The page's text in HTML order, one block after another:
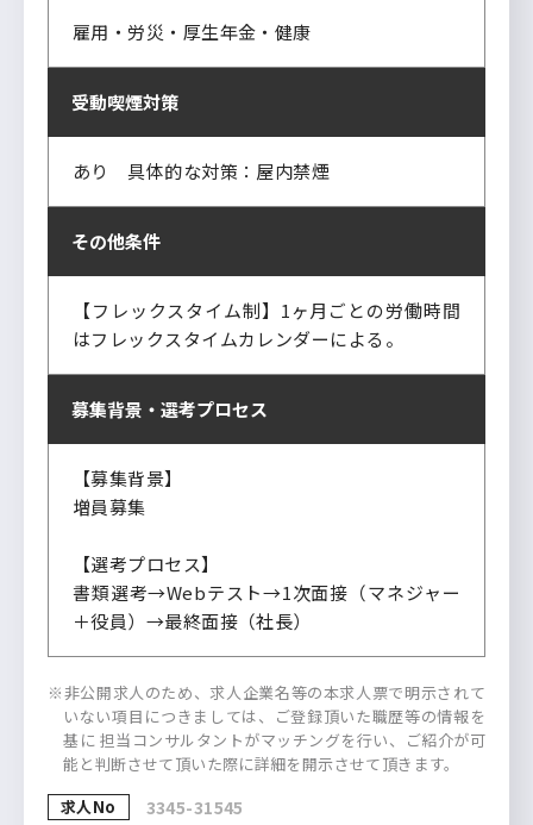
雇用・労災・厚生年金・健康
受動喫煙対策
あり 具体的な対策：屋内禁煙
その他条件
【フレックスタイム制】1ヶ月ごとの労働時間
はフレックスタイムカレンダーによる。
募集背景・ 選考プロセス
【募集背景】
増員募集
【選考プロセス】
書類選考→Webテスト→1次面接（マネジャー
＋役員）→最終面接（社長）
※非公開求人のため、求人企業名等の本求人票で明示されて
いない項目につきましては、ご登録頂いた職歴等の情報を
基に 担当コンサルタントがマッチングを行い、ご紹介が可
能と判断させて頂いた際に詳細を開示させて頂きます。
求人No
3345-31545